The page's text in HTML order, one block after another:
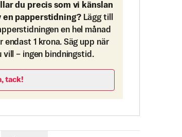
du precis som vi känslan
en papperstidning? Lägg till
en hel månad
endast 1 krona. Säg upp när
vill – ingen bindningstid.
tack!